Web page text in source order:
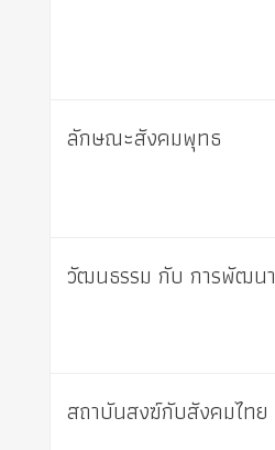
ลักษณะสังคมพุทธ
วัฒนธรรม กับ การพัฒนา
สถาบันสงฆ์กับสังคมไทย